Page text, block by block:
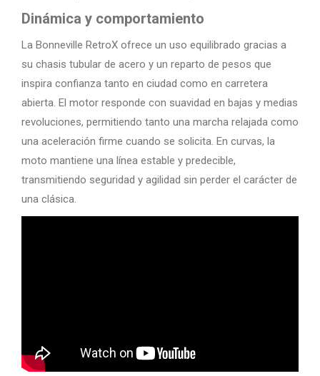
Dinámica y comportamiento
La Bonneville RetroX ofrece un uso equilibrado gracias a
su chasis tubular de acero y un reparto de pesos que
inspira confianza tanto en ciudad como en carretera
abierta. El motor responde con suavidad en bajas y medias
revoluciones, permitiendo tanto una marcha relajada como
una aceleración firme cuando se solicita. En curvas, la
moto mantiene una línea estable y predecible,
transmitiendo seguridad y agilidad sin perder el carácter de
una clásica.